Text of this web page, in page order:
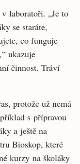
laboratoři. „Je to
se staráte,
co funguje
ukazuje
činnost. Tráví
protože už nemá
s přípravou
a ještě na
Bioskop, které
kurzy na školáky